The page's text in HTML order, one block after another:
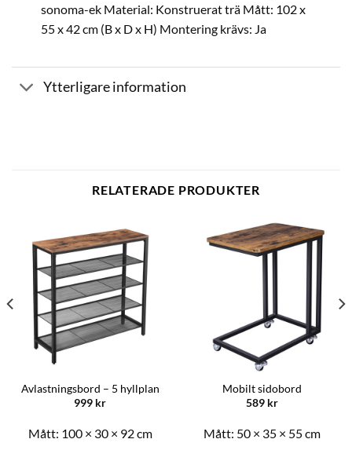
sonoma-ek Material: Konstruerat trä Mått: 102 x
55 x 42 cm (B x D x H) Montering krävs: Ja
Ytterligare information
RELATERADE PRODUKTER
Avlastningsbord – 5 hyllplan
999 kr
Mått: 100 × 30 × 92 cm
Mobilt sidobord
589 kr
Mått: 50 × 35 × 55 cm